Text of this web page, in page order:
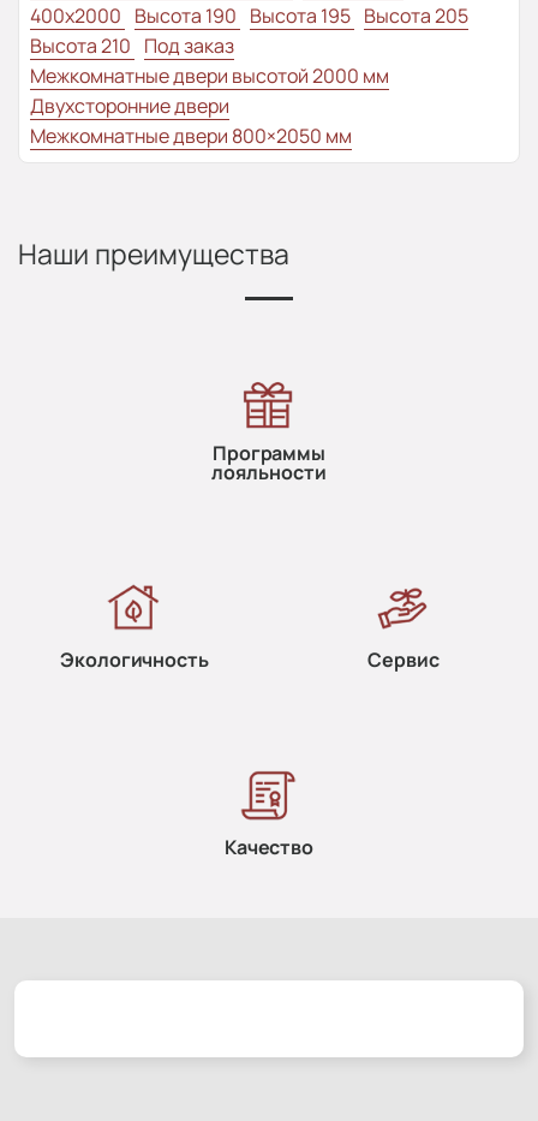
400x2000 Высота 190 Высота 195 Высота 205
Высота 210 Под заказ
Межкомнатные двери высотой 2000 мм
Двухсторонние двери
Межкомнатные двери 800×2050 мм
Наши преимущества
Программы
лояльности
Экологичность Сервис
Качество